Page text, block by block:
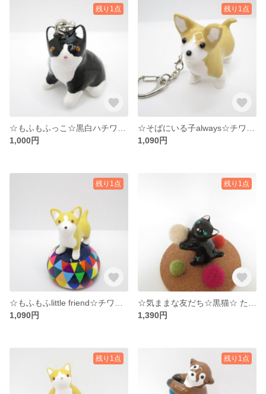
残り1点
1,000円
残り1点
1,090円
残り1点
1,090円
残り1点
1,390円
残り1点 残り1点